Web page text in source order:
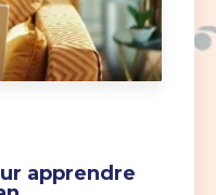
apprendre